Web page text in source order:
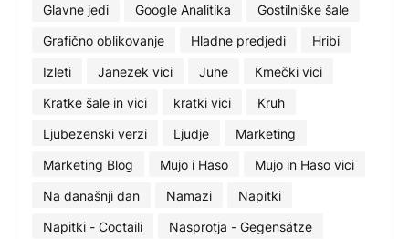
Glavne jedi
Google Analitika
Gostilniške šale
Grafično oblikovanje
Hladne predjedi
Hribi
Izleti
Janezek vici Juhe
Kmečki vici
Kratke šale in vici
kratki vici
Kruh
Ljubezenski verzi
Ljudje
Marketing
Marketing Blog
Mujo i Haso
Mujo in Haso vici
Na današnji dan
Namazi
Napitki
Napitki - Coctaili
Nasprotja - Gegensätze